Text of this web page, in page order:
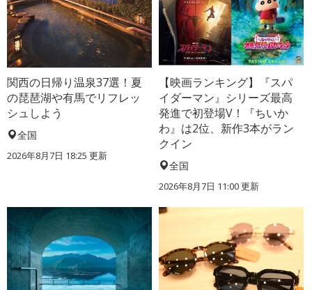
関西の日帰り温泉37選！夏
の琵琶湖や有馬でリフレッ
シュしよう
全国
2026年8月7日 18:25 更新
【映画ランキング】『スパ
イダーマン』シリーズ最高
発進で初登場V！『ちいか
わ』は2位、新作3本がラン
クイン
全国
2026年8月7日 11:00更新